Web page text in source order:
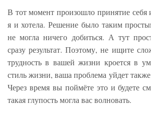
В тот момент произошло принятие себя
я и хотела. Решение было таким
не могла ничего добиться. А тут
сразу результат. Поэтому, не ищите
трудность в вашей жизни кроется в
стиль жизни, ваша проблема уйдет
Через время вы поймёте это и будете
такая глупость могла вас волновать.